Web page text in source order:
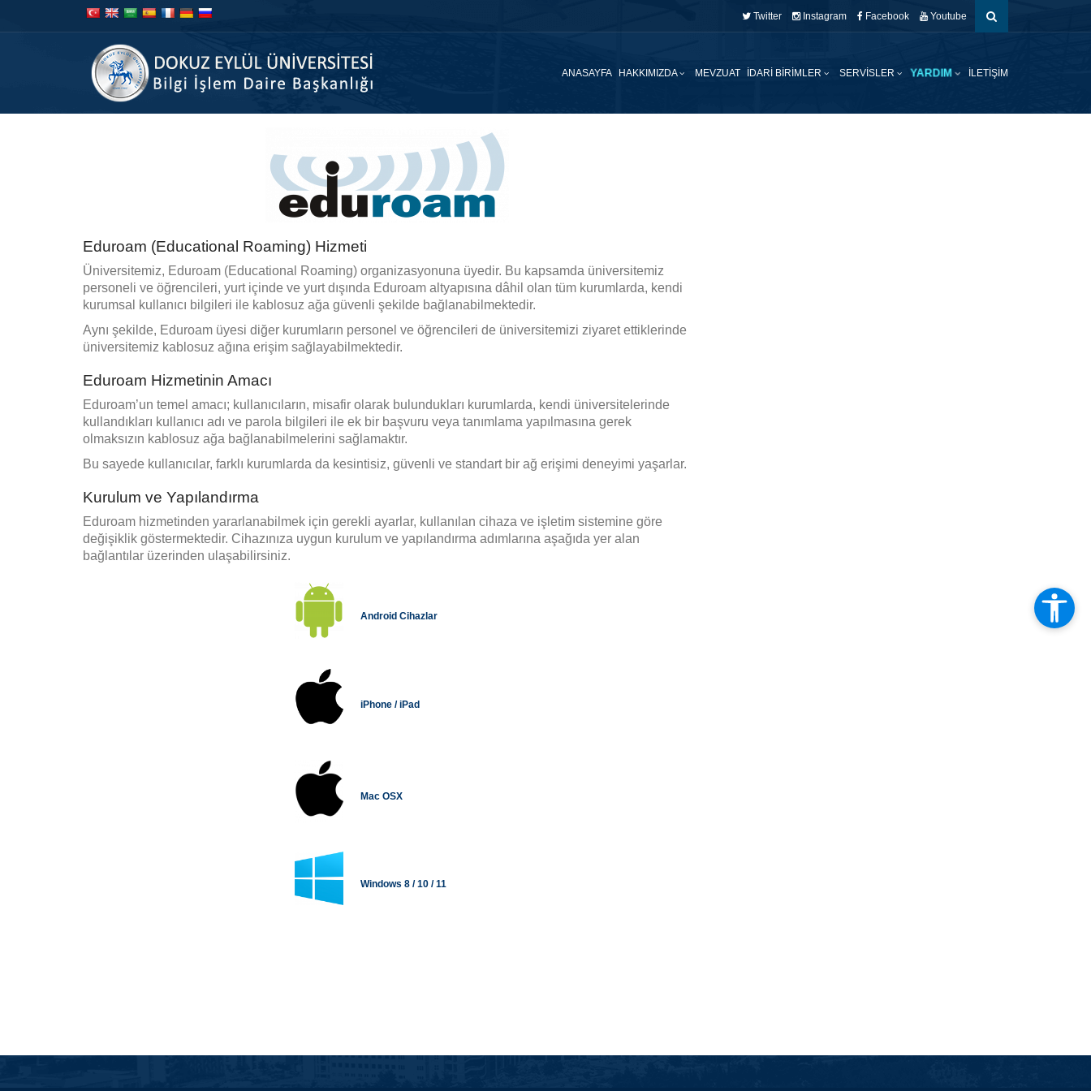
Twitter Instagram Facebook Youtube
ANASAYFA HAKKIMIZDA MEVZUAT İDARI BIRIMLER SERVISLER YARDIM İLETIŞIM
Eduroam (Educational Roaming) Hizmeti
Üniversitemiz, Eduroam (Educational Roaming) organizasyonuna üyedir. Bu kapsamda üniversitemiz
personeli ve öğrencileri, yurt içinde ve yurt dışında Eduroam altyapısına dâhil olan tüm kurumlarda, kendi
kurumsal kullanıcı bilgileri ile kablosuz ağa güvenli şekilde bağlanabilmektedir.
Aynı şekilde, Eduroam üyesi diğer kurumların personel ve öğrencileri de üniversitemizi ziyaret ettiklerinde
üniversitemiz kablosuz ağına erişim sağlayabilmektedir.
Eduroam Hizmetinin Amacı
Eduroam’un temel amacı; kullanıcıların, misafir olarak bulundukları kurumlarda, kendi üniversitelerinde
kullandıkları kullanıcı adı ve parola bilgileri ile ek bir başvuru veya tanımlama yapılmasına gerek
olmaksızın kablosuz ağa bağlanabilmelerini sağlamaktır.
Bu sayede kullanıcılar, farklı kurumlarda da kesintisiz, güvenli ve standart bir ağ erişimi deneyimi yaşarlar.
Kurulum ve Yapılandırma
Eduroam hizmetinden yararlanabilmek için gerekli ayarlar, kullanılan cihaza ve işletim sistemine göre
değişiklik göstermektedir. Cihazınıza uygun kurulum ve yapılandırma adımlarına aşağıda yer alan
bağlantılar üzerinden ulaşabilirsiniz.
Android Cihazlar
iPhone / iPad
Mac OSX
Windows 8 / 10 / 11